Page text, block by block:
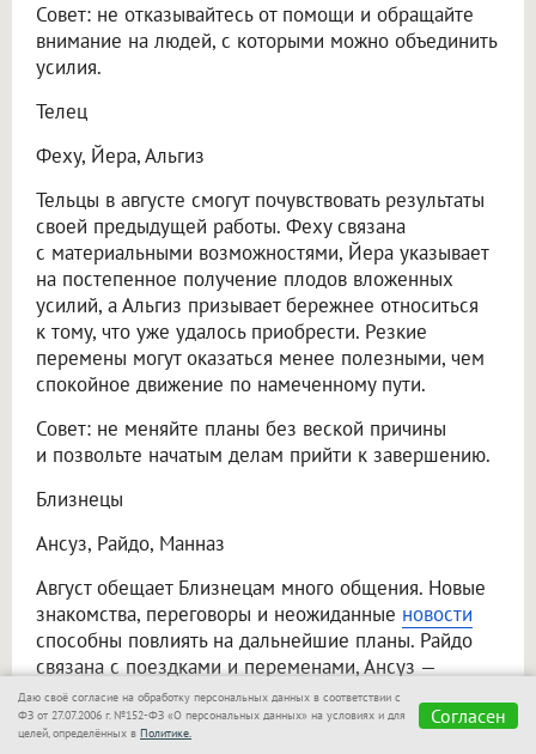
Совет: не отказывайтесь от помощи и обращайте
внимание на людей, с которыми можно объединить
усилия.
Телец
Феху, Йера, Альгиз
Тельцы в августе смогут почувствовать результаты
своей предыдущей работы. Феху связана
с материальными возможностями, Йера указывает
на постепенное получение плодов вложенных
усилий, а Альгиз призывает бережнее относиться
к тому, что уже удалось приобрести. Резкие
перемены могут оказаться менее полезными, чем
спокойное движение по намеченному пути.
Совет: не меняйте планы без веской причины
и позвольте начатым делам прийти к завершению.
Близнецы
Ансуз, Райдо, Манназ
Август обещает Близнецам много общения. Новые
знакомства, переговоры и неожиданные новости
способны повлиять на дальнейшие планы. Райдо
связана с поездками и переменами, Ансуз —
с информацией и разговорами, а Манназ
предлагает внимательнее разобраться
в собственных целях. При этом избыток
Даю своё согласие на обработку персональных данных в соответствии с
ФЗ от 27.07.2006 г. №152-ФЗ «О персональных данных» на условиях и для
целей, определённых в Политике.
Согласен